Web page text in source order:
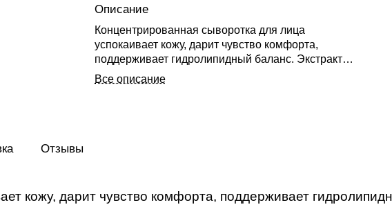
Описание
Концентрированная сыворотка для лица
успокаивает кожу, дарит чувство комфорта,
поддерживает гидролипидный баланс. Экстракт
центеллы снимает раздражение, улучшает
увлажненность кожи. Экстракт алоэ обладает
Все описание
Отзывы
кожу, дарит чувство комфорта, поддерживает